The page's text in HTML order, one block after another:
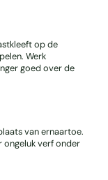
op de
Werk
goed over de
van ernaartoe.
ongeluk verf onder